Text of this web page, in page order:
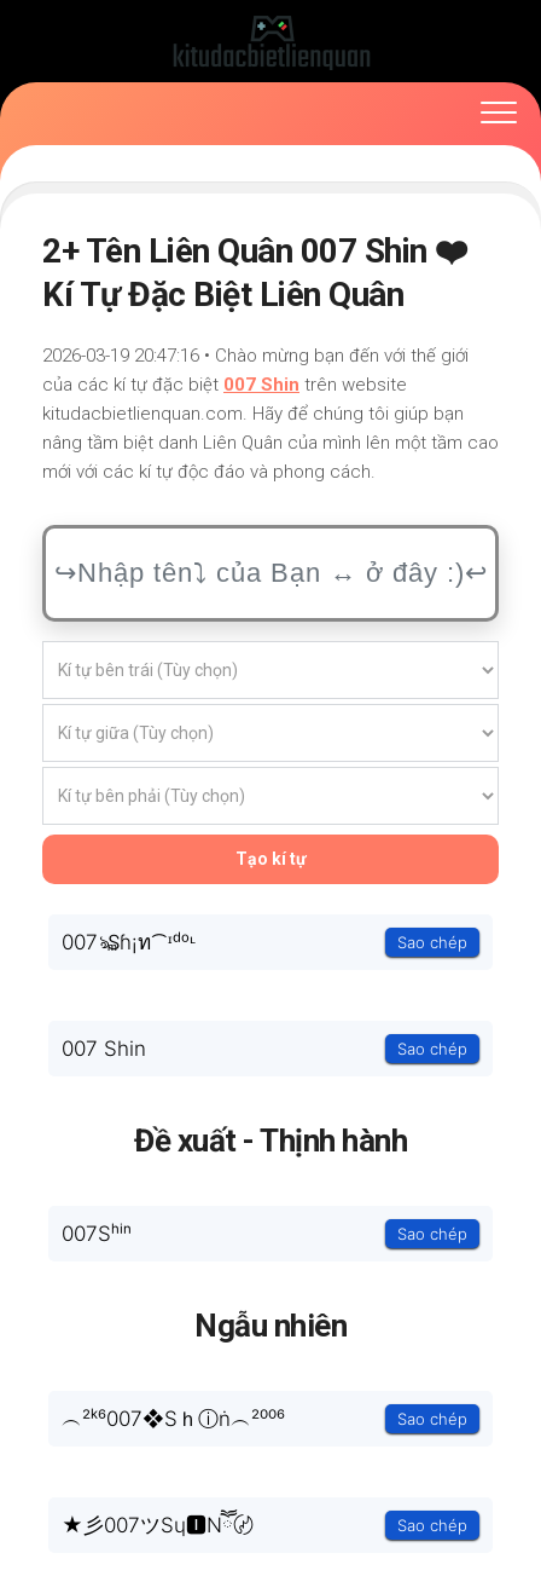
2+ Tên Liên Quân 007 Shin ❤️
Kí Tự Đặc Biệt Liên Quân
2026-03-19 20:47:16 • Chào mừng bạn đến với thế giới
của các kí tự đặc biệt 007 Shin trên website
kitudacbietlienquan.com. Hãy để chúng tôi giúp bạn
nâng tầm biệt danh Liên Quân của mình lên một tầm cao
mới với các kí tự độc đáo và phong cách.
Tạo kí tự
007ঌ₷ɦ¡ท⁀ᶦᵈᵒᶫ Sao chép
007 Shin Sao chép
Đề xuất - Thịnh hành
007Sʰⁱⁿ Sao chép
Ngẫu nhiên
︵²ᵏ⁶007❖Sｈⓘṅ︵²⁰⁰⁶ Sao chép
★彡007ツSɥ🅸Nཽ〄 Sao chép